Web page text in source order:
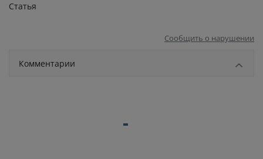
Статья
Сообщить о нарушении
Комментарии